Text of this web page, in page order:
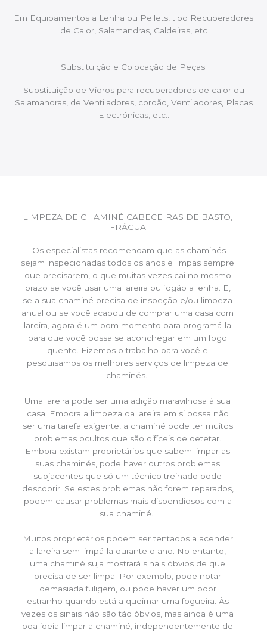
Em Equipamentos a Lenha ou Pellets, tipo Recuperadores
de Calor, Salamandras, Caldeiras, etc
Substituição e Colocação de Peças:
Substituição de Vidros para recuperadores de calor ou
Salamandras, de Ventiladores, cordão, Ventiladores, Placas
Electrónicas, etc..
LIMPEZA DE CHAMINÉ CABECEIRAS DE BASTO,
FRÁGUA
Os especialistas recomendam que as chaminés
sejam inspecionadas todos os anos e limpas sempre
que precisarem, o que muitas vezes cai no mesmo
prazo se você usar uma lareira ou fogão a lenha. E,
se a sua chaminé precisa de inspeção e/ou limpeza
anual ou se você acabou de comprar uma casa com
lareira, agora é um bom momento para programá-la
para que você possa se aconchegar em um fogo
quente. Fizemos o trabalho para você e
pesquisamos os melhores serviços de limpeza de
chaminés.
Uma lareira pode ser uma adição maravilhosa à sua
casa. Embora a limpeza da lareira em si possa não
ser uma tarefa exigente, a chaminé pode ter muitos
problemas ocultos que são difíceis de detetar.
Embora existam proprietários que sabem limpar as
suas chaminés, pode haver outros problemas
subjacentes que só um técnico treinado pode
descobrir. Se estes problemas não forem reparados,
podem causar problemas mais dispendiosos com a
sua chaminé.
Muitos proprietários podem ser tentados a acender
a lareira sem limpá-la durante o ano. No entanto,
uma chaminé suja mostrará sinais óbvios de que
precisa de ser limpa. Por exemplo, pode notar
demasiada fuligem, ou pode haver um odor
estranho quando está a queimar uma fogueira. Às
vezes os sinais não são tão óbvios, mas ainda é uma
boa ideia limpar a chaminé, independentemente de